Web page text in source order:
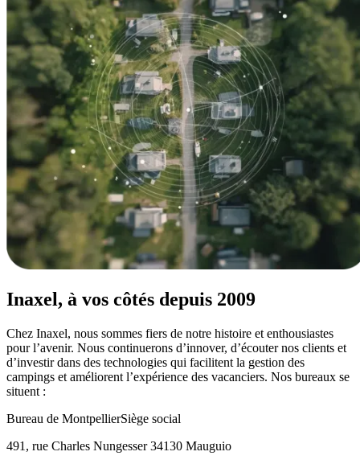
Inaxel, à vos côtés depuis 2009
Chez Inaxel, nous sommes fiers de notre histoire et enthousiastes
pour l’avenir. Nous continuerons d’innover, d’écouter nos clients et
d’investir dans des technologies qui facilitent la gestion des
campings et améliorent l’expérience des vacanciers. Nos bureaux se
situent :
Bureau de MontpellierSiège social
491, rue Charles Nungesser 34130 Mauguio